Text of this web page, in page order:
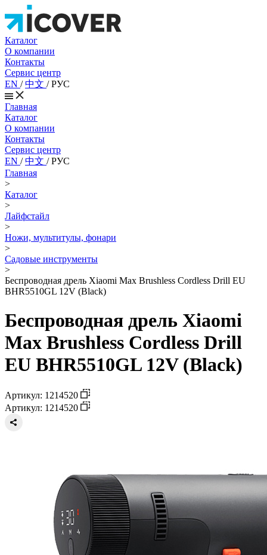
Каталог
О компании
Контакты
Сервис центр
EN /中文 /РУС
Главная
Каталог
О компании
Контакты
Сервис центр
EN /中文 /РУС
Главная
>
Каталог
>
Лайфстайл
>
Ножи, мультитулы, фонари
>
Садовые инструменты
>
Беспроводная дрель Xiaomi Max Brushless Cordless Drill EU
BHR5510GL 12V (Black)
Беспроводная дрель Xiaomi
Max Brushless Cordless Drill
EU BHR5510GL 12V (Black)
Артикул: 1214520
Артикул: 1214520